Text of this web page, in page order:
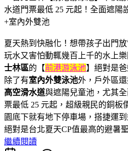
夏天熱到快融化！想帶孩子出門
玩水又害怕動輒幾百上千的水上
士林區的【前港游泳池】絕對是
除了有室內外雙泳池外，戶外區
高空滑水道與遮陽兒童池，尤其
票最低 25 元起，超級親民的銅板
園底下就有地下停車場，搭捷運
絕對是台北夏天CP值最高的避暑聖
繼續閱讀